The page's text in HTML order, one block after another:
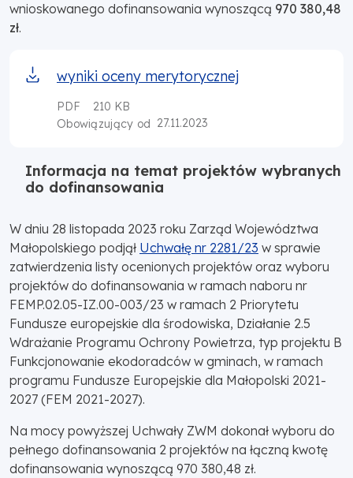
wnioskowanego dofinansowania wynoszącą 970 380,48
zł.
wyniki oceny merytorycznej
PDF
210 KB
Obowiązujący od 27.11.2023
Informacja na temat projektów wybranych
do dofinansowania
W dniu 28 listopada 2023 roku Zarząd Województwa
Małopolskiego podjął Uchwałę nr 2281/23 w sprawie
zatwierdzenia listy ocenionych projektów oraz wyboru
projektów do dofinansowania w ramach naboru nr
FEMP.02.05-IZ.00-003/23 w ramach 2 Priorytetu
Fundusze europejskie dla środowiska, Działanie 2.5
Wdrażanie Programu Ochrony Powietrza, typ projektu B
Funkcjonowanie ekodoradców w gminach, w ramach
programu Fundusze Europejskie dla Małopolski 2021-
2027 (FEM 2021-2027).
Na mocy powyższej Uchwały ZWM dokonał wyboru do
pełnego dofinansowania 2 projektów na łączną kwotę
dofinansowania wynoszącą 970 380,48 zł.